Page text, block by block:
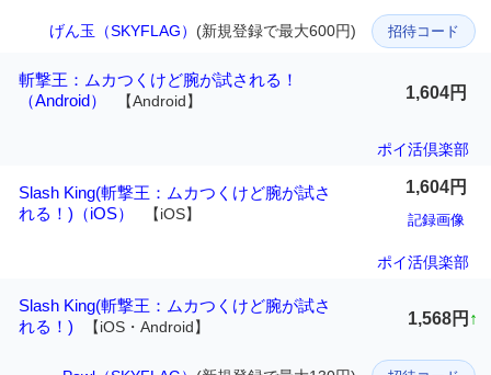
げん玉（SKYFLAG） (新規登録で最大600円) 招待コード
斬撃王：ムカつくけど腕が試される！
（Android）
【Android】 1,604円
ポイ活倶楽部
Slash King(斬撃王：ムカつくけど腕が試さ
れる！)（iOS）
【iOS】
1,604円
記録画像
ポイ活倶楽部
Slash King(斬撃王：ムカつくけど腕が試さ
れる！)
【iOS・Android】 1,568円 ↑